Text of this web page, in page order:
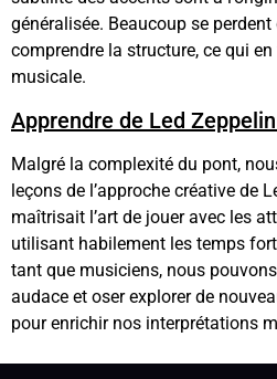
généralisée. Beaucoup se
comprendre la structure, ce qui
musicale.
Apprendre de Led
Malgré la complexité du pont,
leçons de l’approche créative de
maîtrisait l’art de jouer avec les
utilisant habilement les temps
tant que musiciens, nous
audace et oser explorer de
pour enrichir nos interprétations